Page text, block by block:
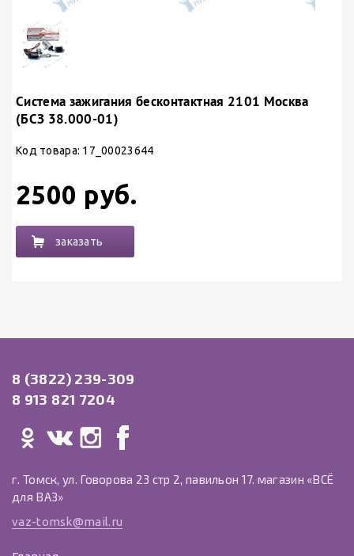
Система зажигания бесконтактная 2101 Москва
(БСЗ 38.000-01)
Код товара: 17_00023644
2500 руб.
заказать
8 (3822) 239-309
8 913 821 7204
г. Томск, ул. Говорова 23 стр 2, павильон 17. магазин «ВСЁ
для ВАЗ»
vaz-tomsk@mail.ru